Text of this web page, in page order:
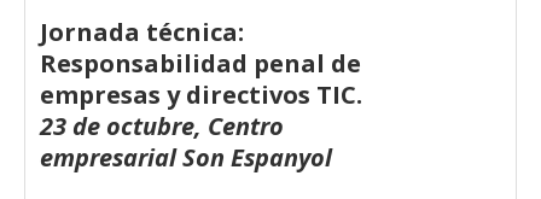
Jornada técnica:
Responsabilidad penal de
empresas y directivos TIC.
23 de octubre, Centro
empresarial Son Espanyol